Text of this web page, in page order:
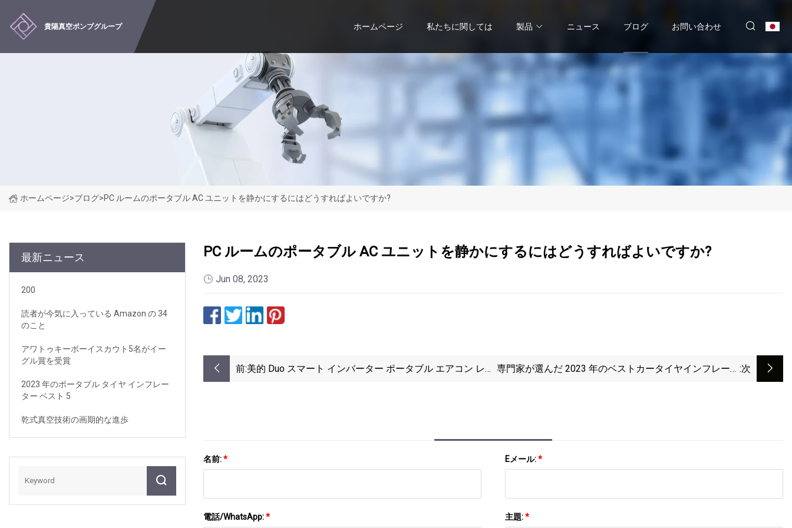
貴陽真空ポンプグループ ホームページ 私たちに関しては 製品 ニュース ブログ お問い合わせ
ホームページ>ブログ>PC ルームのポータブル AC ユニットを静かにするにはどうすればよいですか?
最新ニュース
200
読者が今気に入っている Amazon の 34
のこと
アワトゥキーボーイスカウト5名がイー
グル賞を受賞
2023 年のポータブル タイヤ インフレー
ター ベスト 5
乾式真空技術の画期的な進歩
PC ルームのポータブル AC ユニットを静かにするにはどうすればよいですか?
Jun 08, 2023
前:美的 Duo スマート インバーター ポータブル エアコン レ
専門家が選んだ 2023 年のベストカータイヤインフレータ :次
名前:* Eメール:*
電話/WhatsApp:* 主題:*